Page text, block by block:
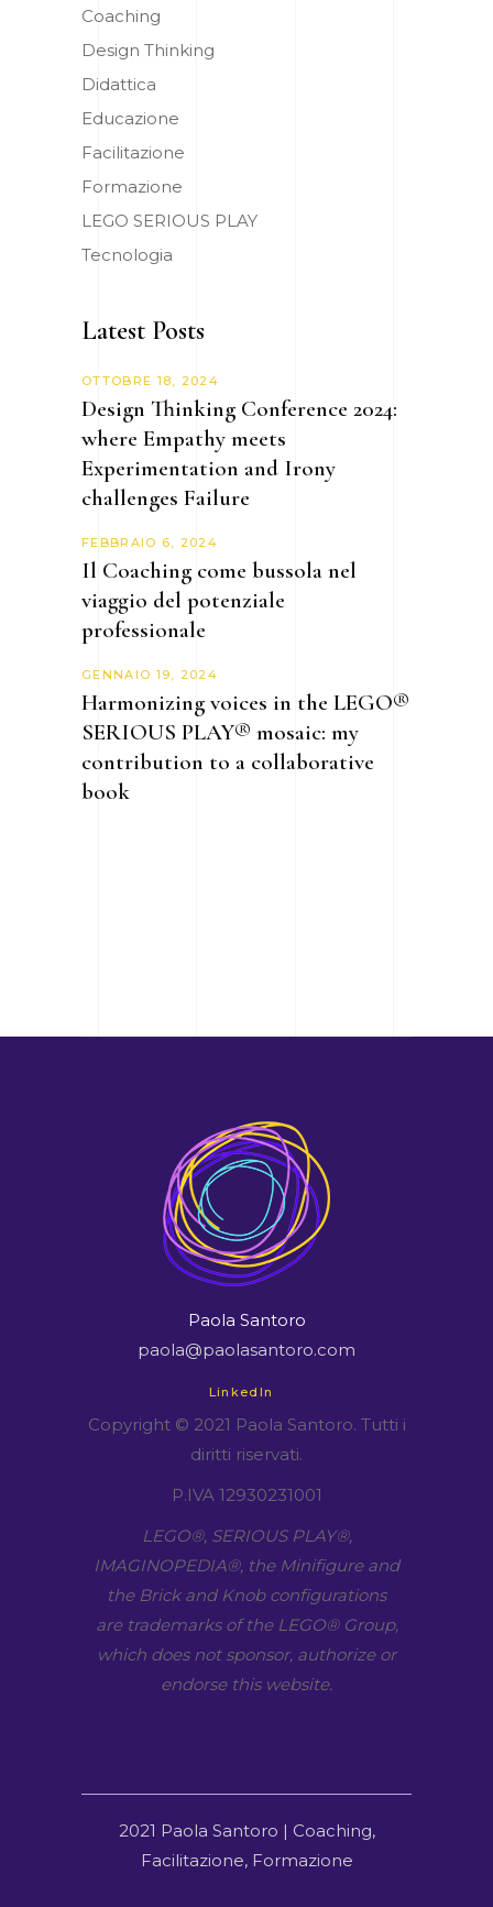
Coaching
Design Thinking
Didattica
Educazione
Facilitazione
Formazione
LEGO SERIOUS PLAY
Tecnologia
Latest Posts
OTTOBRE 18, 2024
Design Thinking Conference 2024:
where Empathy meets
Experimentation and Irony
challenges Failure
FEBBRAIO 6, 2024
Il Coaching come bussola nel
viaggio del potenziale
professionale
GENNAIO 19, 2024
Harmonizing voices in the LEGO®
SERIOUS PLAY® mosaic: my
contribution to a collaborative
book
Paola Santoro
paola@paolasantoro.com
LinkedIn
Copyright © 2021 Paola Santoro. Tutti i
diritti riservati.
P.IVA 12930231001
LEGO​®, SERIOUS PLAY​®,
IMAGINOPEDIA​®, the Minifigure and
the Brick and Knob configurations
are trademarks of the LEGO​® Group,
which does not sponsor, authorize or
endorse this website.
2021 Paola Santoro | Coaching,
Facilitazione, Formazione